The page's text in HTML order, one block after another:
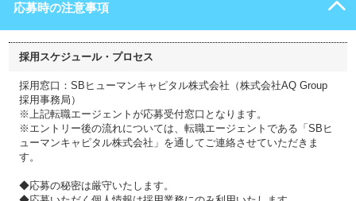
応募時の注意事項
採用スケジュール・プロセス
採用窓口：SBヒューマンキャピタル株式会社（株式会社AQ Group
採用事務局）
※上記転職エージェントが応募受付窓口となります。
※エントリー後の流れについては、転職エージェントである「SBヒ
ューマンキャピタル株式会社」を通してご連絡させていただきま
す。
◆応募の秘密は厳守いたします。